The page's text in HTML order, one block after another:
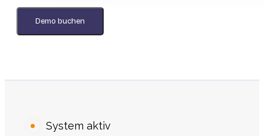
Demo buchen
System aktiv